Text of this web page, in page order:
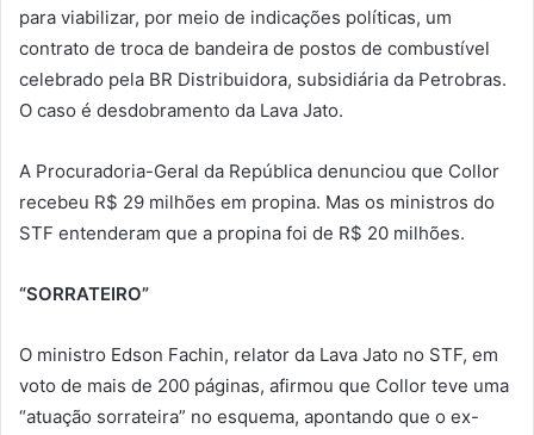
para viabilizar, por meio de indicações políticas, um
contrato de troca de bandeira de postos de combustível
celebrado pela BR Distribuidora, subsidiária da Petrobras.
O caso é desdobramento da Lava Jato.
A Procuradoria-Geral da República denunciou que Collor
recebeu R$ 29 milhões em propina. Mas os ministros do
STF entenderam que a propina foi de R$ 20 milhões.
“SORRATEIRO”
O ministro Edson Fachin, relator da Lava Jato no STF, em
voto de mais de 200 páginas, afirmou que Collor teve uma
“atuação sorrateira” no esquema, apontando que o ex-